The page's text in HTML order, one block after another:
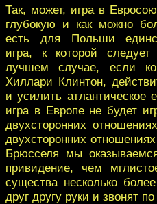
Так, может, игра в
глубокую и как можно
есть для Польши
игра, к которой
лучшем случае, если
Хиллари Клинтон,
и усилить атлантическое
игра в Европе не будет
двухсторонних
двухсторонних
Брюсселя мы
привидение, чем
существа несколько
друг другу руки и звонят